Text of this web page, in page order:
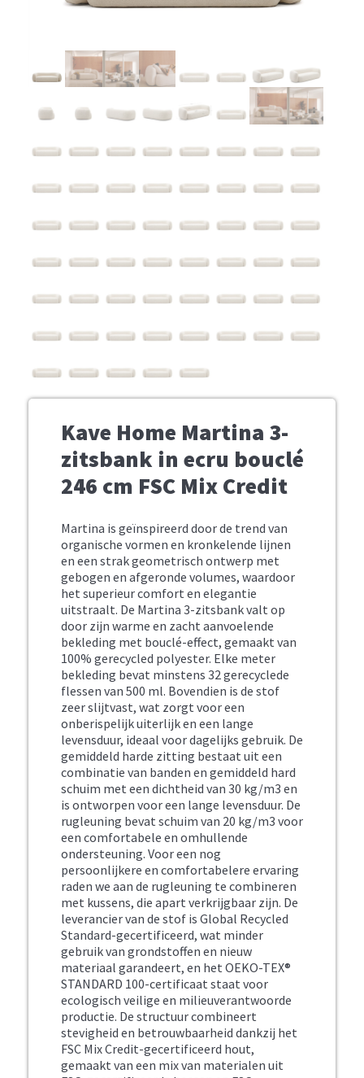
Kave Home Martina 3-
zitsbank in ecru bouclé
246 cm FSC Mix Credit
Martina is geïnspireerd door de trend van
organische vormen en kronkelende lijnen
en een strak geometrisch ontwerp met
gebogen en afgeronde volumes, waardoor
het superieur comfort en elegantie
uitstraalt. De Martina 3-zitsbank valt op
door zijn warme en zacht aanvoelende
bekleding met bouclé-effect, gemaakt van
100% gerecycled polyester. Elke meter
bekleding bevat minstens 32 gerecyclede
flessen van 500 ml. Bovendien is de stof
zeer slijtvast, wat zorgt voor een
onberispelijk uiterlijk en een lange
levensduur, ideaal voor dagelijks gebruik. De
gemiddeld harde zitting bestaat uit een
combinatie van banden en gemiddeld hard
schuim met een dichtheid van 30 kg/m3 en
is ontworpen voor een lange levensduur. De
rugleuning bevat schuim van 20 kg/m3 voor
een comfortabele en omhullende
ondersteuning. Voor een nog
persoonlijkere en comfortabelere ervaring
raden we aan de rugleuning te combineren
met kussens, die apart verkrijgbaar zijn. De
leverancier van de stof is Global Recycled
Standard-gecertificeerd, wat minder
gebruik van grondstoffen en nieuw
materiaal garandeert, en het OEKO-TEX®
STANDARD 100-certificaat staat voor
ecologisch veilige en milieuverantwoorde
productie. De structuur combineert
stevigheid en betrouwbaarheid dankzij het
FSC Mix Credit-gecertificeerd hout,
gemaakt van een mix van materialen uit